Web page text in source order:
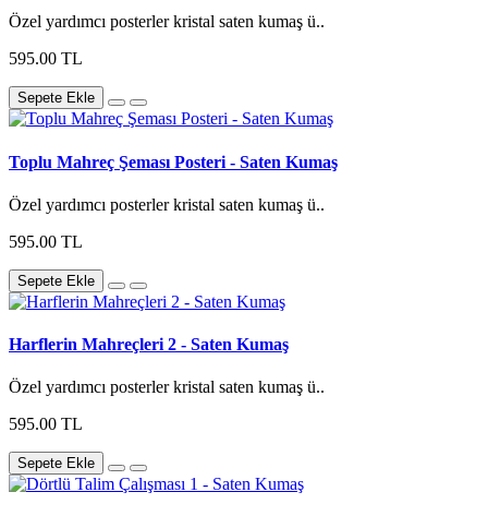
Özel yardımcı posterler kristal saten kumaş ü..
595.00 TL
Sepete Ekle
Toplu Mahreç Şeması Posteri - Saten Kumaş
Özel yardımcı posterler kristal saten kumaş ü..
595.00 TL
Sepete Ekle
Harflerin Mahreçleri 2 - Saten Kumaş
Özel yardımcı posterler kristal saten kumaş ü..
595.00 TL
Sepete Ekle